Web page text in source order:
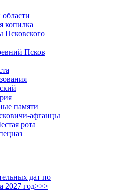
копилка
Псковского
Псков
памяти
афганцы
рота
дат по
2027 год>>>